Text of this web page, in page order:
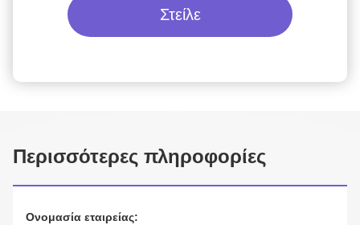
Στείλε
Περισσότερες πληροφορίες
Ονομασία εταιρείας: